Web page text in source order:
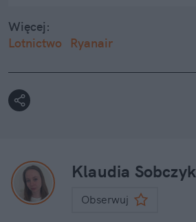
Więcej:
Lotnictwo
Ryanair
Klaudia Sobczyk
Obserwuj